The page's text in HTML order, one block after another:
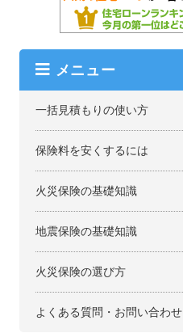
メニュー
一括見積もりの使い方
保険料を安くするには
火災保険の基礎知識
地震保険の基礎知識
火災保険の選び方
よくある質問・お問い合わせ